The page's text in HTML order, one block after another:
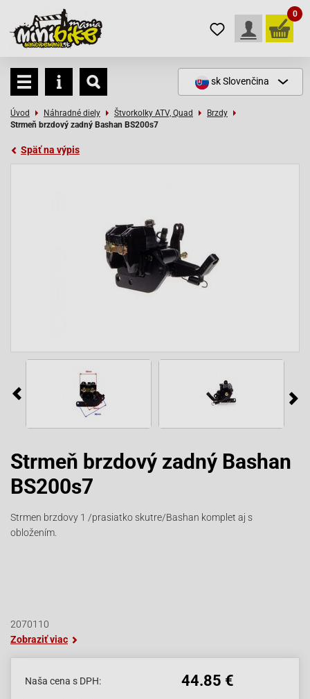
0
skSlovenčina
Úvod Náhradné diely Štvorkolky ATV, Quad
Brzdy
Strmeň brzdový zadný Bashan BS200s7
Späť na výpis
Strmeň brzdový zadný Bashan
BS200s7
Strmen brzdovy 1 /prasiatko skutre/Bashan komplet aj s
obložením.
2070110
Zobraziť viac
Naša cena s DPH: 44.85 €